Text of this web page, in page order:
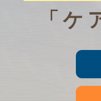
「ケ